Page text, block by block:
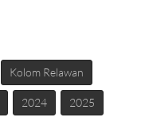
Kolom Relawan
2024 2025